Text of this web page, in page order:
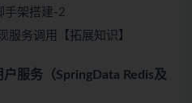
手架搭建-2
服务调用【拓展知识】
服务（SpringData Redis及